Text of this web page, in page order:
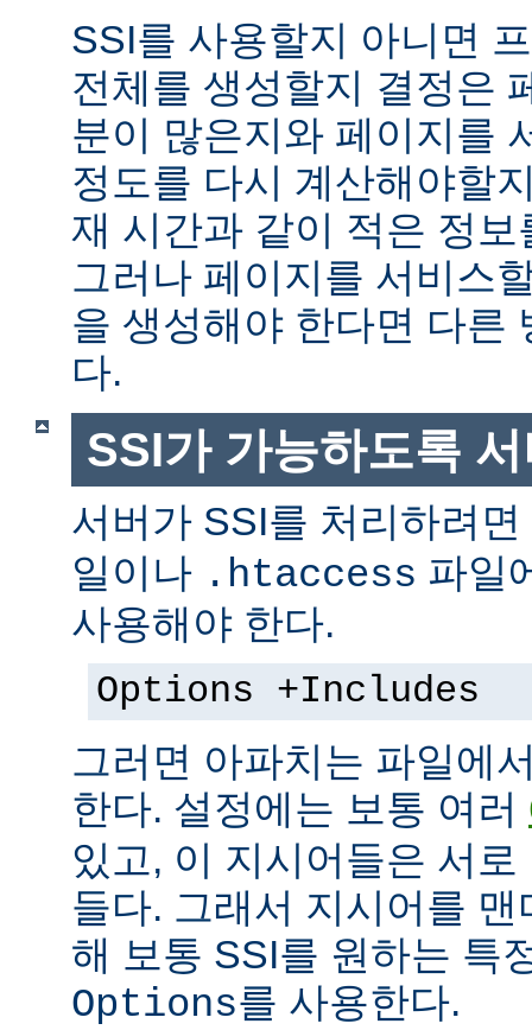
SSI를 사용할지 아니면
전체를 생성할지 결정은
분이 많은지와 페이지를
정도를 다시 계산해야할
재 시간과 같이 적은 정
그러나 페이지를 서비스
을 생성해야 한다면 다른
다.
SSI가 가능하도록
서버가 SSI를 처리하려면
일이나 .htaccess 파일
사용해야 한다.
Options +Includes
그러면 아파치는 파일에
한다. 설정에는 보통 여러
있고, 이 지시어들은 서
들다. 그래서 지시어를
해 보통 SSI를 원하는 특
Options를 사용한다.